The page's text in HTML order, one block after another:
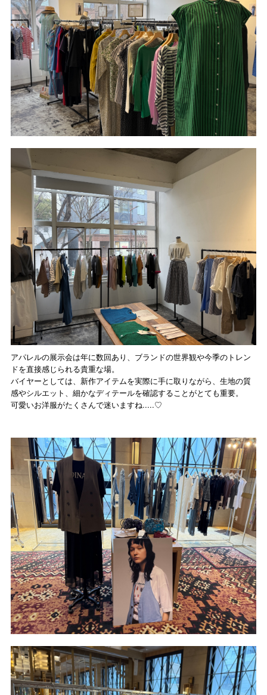
アパレルの展示会は年に数回あり、ブランドの世界観や今季のトレン
ドを直接感じられる貴重な場。
バイヤーとしては、新作アイテムを実際に手に取りながら、生地の質
感やシルエット、細かなディテールを確認することがとても重要。
可愛いお洋服がたくさんで迷いますね.....♡